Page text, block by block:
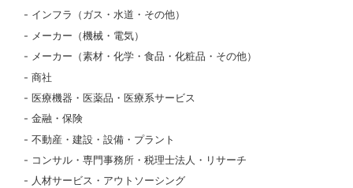
インフラ（ガス・水道・その他）
メーカー（機械・電気）
メーカー（素材・化学・食品・化粧品・その他）
商社
医療機器・医薬品・医療系サービス
金融・保険
不動産・建設・設備・プラント
コンサル・専門事務所・税理士法人・リサーチ
人材サービス・アウトソーシング